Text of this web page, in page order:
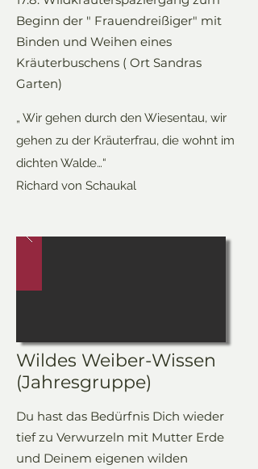
Beginn der " Frauendreißiger" mit
Binden und Weihen eines
Kräuterbuschens ( Ort Sandras
Garten)
„ Wir gehen durch den Wiesentau, wir
gehen zu der Kräuterfrau, die wohnt im
dichten Walde…“
Richard von Schaukal
Wildes Weiber-Wissen
(Jahresgruppe)
Du hast das Bedürfnis Dich wieder
tief zu Verwurzeln mit Mutter Erde
und Deinem eigenen wilden